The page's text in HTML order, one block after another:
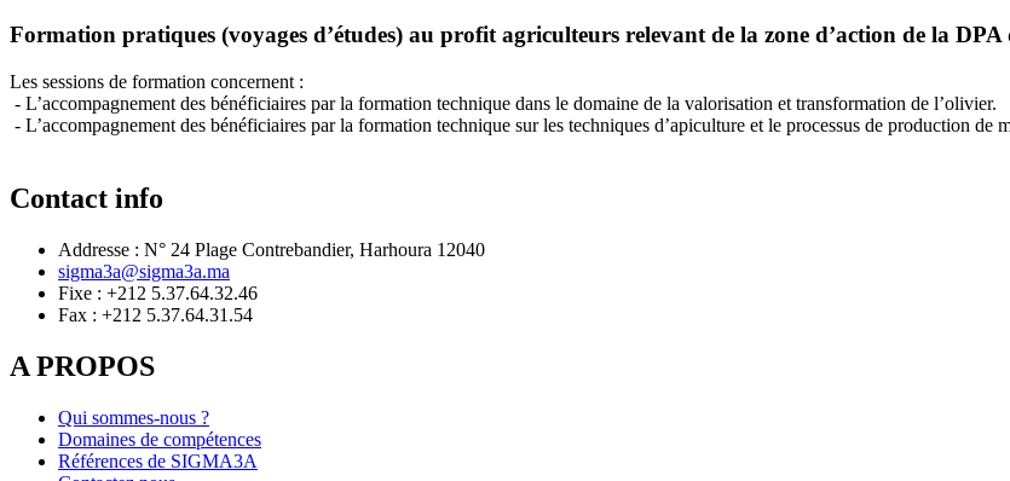
Formation pratiques (voyages d’études) au profit agriculteurs relevant de la zone d’action de la
Les sessions de formation concernent :
- L’accompagnement des bénéficiaires par la formation technique dans le domaine de la valorisation et transformation de l’olivier.
- L’accompagnement des bénéficiaires par la formation technique sur les techniques d’apiculture et le processus de production de
Contact info
Addresse : N° 24 Plage Contrebandier, Harhoura 12040
sigma3a@sigma3a.ma
Fixe : +212 5.37.64.32.46
Fax : +212 5.37.64.31.54
A PROPOS
Qui sommes-nous ?
Domaines de compétences
Références de SIGMA3A